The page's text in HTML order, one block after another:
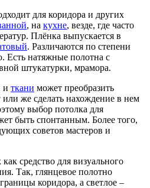
для коридора и других
, на кухне, везде, где часто
Плёнка выпускается в
. Различаются по степени
Есть натяжные полотна с
штукатурки, мрамора.
и ткани может преобразить
же сделать нахождение в нем
выбор потолка для
быть спонтанным. Более того,
советов мастеров и
средство для визуального
Так, глянцевое полотно
коридора, а светлое –